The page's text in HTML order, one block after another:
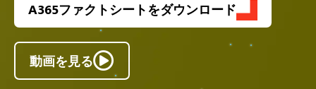
A365ファクトシートをダウンロード
動画を見る